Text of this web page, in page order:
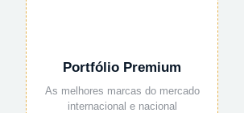
Portfólio Premium
As melhores marcas do mercado
internacional e nacional